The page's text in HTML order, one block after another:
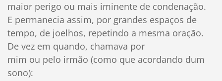
maior perigo ou mais iminente de condenação.
E permanecia assim, por grandes espaços de
tempo, de joelhos, repetindo a mesma oração.
De vez em quando, chamava por
mim ou pelo irmão (como que acordando dum
sono):